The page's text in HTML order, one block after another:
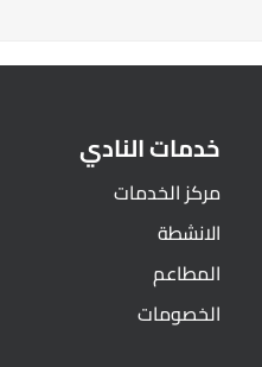
خدمات النادي
مركز الخدمات
الانشطة
المطاعم
الخصومات